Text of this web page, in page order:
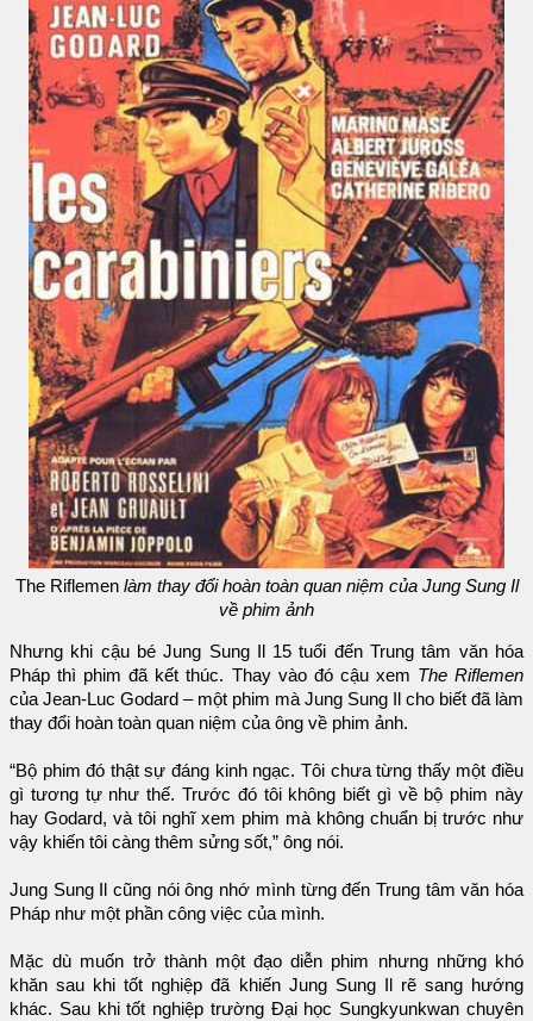
The Riflemen làm thay đổi hoàn toàn quan niệm của Jung Sung Il
về phim ảnh
Nhưng khi cậu bé Jung Sung Il 15 tuổi đến Trung tâm văn hóa
Pháp thì phim đã kết thúc. Thay vào đó cậu xem The Riflemen
của Jean-Luc Godard – một phim mà Jung Sung Il cho biết đã làm
thay đổi hoàn toàn quan niệm của ông về phim ảnh.
“Bộ phim đó thật sự đáng kinh ngạc. Tôi chưa từng thấy một điều
gì tương tự như thế. Trước đó tôi không biết gì về bộ phim này
hay Godard, và tôi nghĩ xem phim mà không chuẩn bị trước như
vậy khiến tôi càng thêm sửng sốt,” ông nói.
Jung Sung Il cũng nói ông nhớ mình từng đến Trung tâm văn hóa
Pháp như một phần công việc của mình.
Mặc dù muốn trở thành một đạo diễn phim nhưng những khó
khăn sau khi tốt nghiệp đã khiến Jung Sung Il rẽ sang hướng
khác. Sau khi tốt nghiệp trường Đại học Sungkyunkwan chuyên